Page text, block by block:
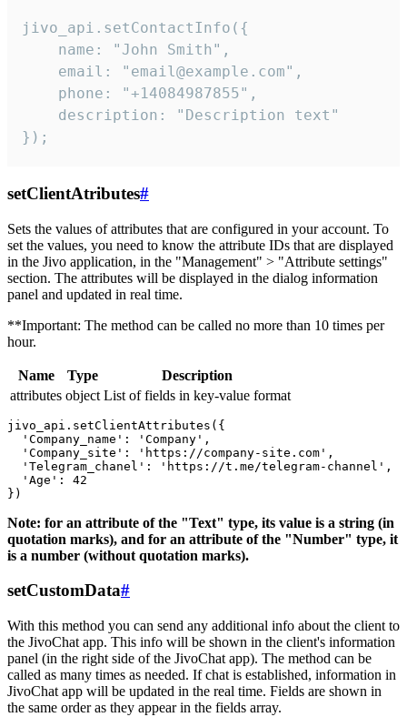
jivo_api.setContactInfo({
    name: "John Smith",
    email: "email@example.com",
    phone: "+14084987855",
    description: "Description text"
});
setClientAtributes#
Sets the values ​​of attributes that are configured in your account. To
set the values, you need to know the attribute IDs that are displayed
in the Jivo application, in the "Management" > "Attribute settings"
section. The attributes will be displayed in the dialog information
panel and updated in real time.
**Important: The method can be called no more than 10 times per
hour.
Name Type
Description
attributes object List of fields in key-value format
jivo_api.setClientAttributes({
  'Company_name': 'Company',
  'Company_site': 'https://company-site.com',
  'Telegram_chanel': 'https://t.me/telegram-channel',
  'Age': 42
Note: for an attribute of the "Text" type, its value is a string (in
quotation marks), and for an attribute of the "Number" type, it
is a number (without quotation marks).
setCustomData#
With this method you can send any additional info about the client to
the JivoChat app. This info will be shown in the client's information
panel (in the right side of the JivoChat app). The method can be
called as many times as needed. If chat is established, information in
JivoChat app will be updated in the real time. Fields are shown in
the same order as they appear in the fields array.